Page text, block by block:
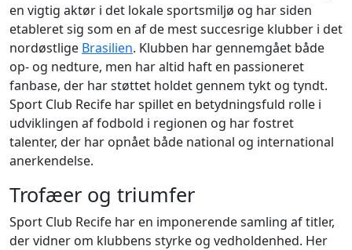
en vigtig aktør i det lokale sportsmiljø og har siden
etableret sig som en af de mest succesrige klubber i det
nordøstlige Brasilien. Klubben har gennemgået både
op- og nedture, men har altid haft en passioneret
fanbase, der har støttet holdet gennem tykt og tyndt.
Sport Club Recife har spillet en betydningsfuld rolle i
udviklingen af fodbold i regionen og har fostret
talenter, der har opnået både national og international
anerkendelse.
Trofæer og triumfer
Sport Club Recife har en imponerende samling af titler,
der vidner om klubbens styrke og vedholdenhed. Her